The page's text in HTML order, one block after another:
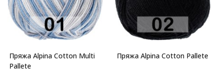
Пряжа Alpina Cotton Multi
Pallete
Пряжа Alpina Cotton Pallete